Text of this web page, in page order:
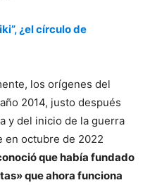
¿el círculo de
los orígenes del
2014, justo después
y del inicio de la guerra
en octubre de 2022
que había fundado
que ahora funciona